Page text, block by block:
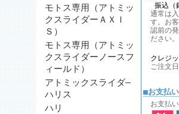
モトス専用（アトミッ
クスライダーＡＸＩ
Ｓ）
モトス専用（アトミッ
クスライダーノースフ
ィールド）
アトミックスライダ―
ハリス
ハリ
振込（
通常は
す。お
認前の
ださい。
クレジ
ご注文
■お支払
お支払